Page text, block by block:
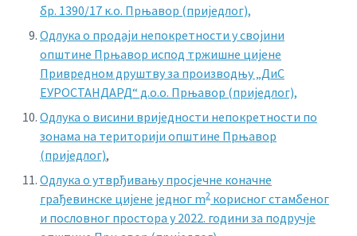
бр. 1390/17 к.о. Прњавор (приједлог),
Одлука о продаји непокретности у својини
општине Прњавор испод тржишне цијене
Привредном друштву за производњу „ДиС
ЕУРОСТАНДАРД“ д.о.о. Прњавор (приједлог),
Одлука о висини вриједности непокретности по
зонама на територији општине Прњавор
(приједлог),
Одлука о утврђивању просјечне коначне
грађевинске цијене једног m2 корисног стамбеног
и пословног простора у 2022. години за подручје